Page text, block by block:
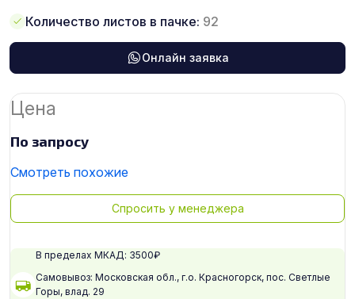
Количество листов в пачке: 92
Онлайн заявка
Цена
По запросу
Смотреть похожие
Спросить у менеджера
В пределах МКАД: 3500₽
Самовывоз: Московская обл., г.о. Красногорск, пос. Светлые
Горы, влад. 29